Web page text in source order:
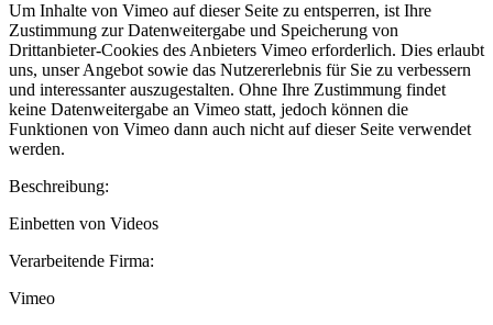
Um Inhalte von Vimeo auf dieser Seite zu entsperren, ist Ihre
Zustimmung zur Datenweitergabe und Speicherung von
Drittanbieter-Cookies des Anbieters Vimeo erforderlich. Dies erlaubt
uns, unser Angebot sowie das Nutzererlebnis für Sie zu verbessern
und interessanter auszugestalten. Ohne Ihre Zustimmung findet
keine Datenweitergabe an Vimeo statt, jedoch können die
Funktionen von Vimeo dann auch nicht auf dieser Seite verwendet
werden.
Beschreibung:
Einbetten von Videos
Verarbeitende Firma:
Vimeo